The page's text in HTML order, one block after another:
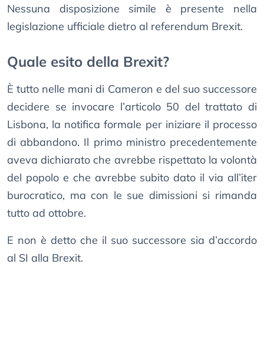
Nessuna disposizione simile è presente nella
legislazione ufficiale dietro al referendum Brexit.
Quale esito della Brexit?
È tutto nelle mani di Cameron e del suo successore
decidere se invocare l’articolo 50 del trattato di
Lisbona, la notifica formale per iniziare il processo
di abbandono. Il primo ministro precedentemente
aveva dichiarato che avrebbe rispettato la volontà
del popolo e che avrebbe subito dato il via all’iter
burocratico, ma con le sue dimissioni si rimanda
tutto ad ottobre.
E non è detto che il suo successore sia d’accordo
al SI alla Brexit.